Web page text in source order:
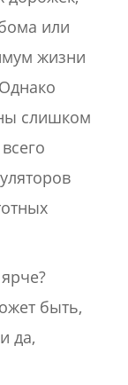
или
жизни
слишком
быть,
да,